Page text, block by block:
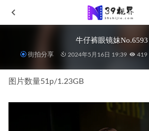
牛仔裤眼镜妹No.6593
街拍分享 2024年5月16日 19:39 419
图片数量51p/1.23GB